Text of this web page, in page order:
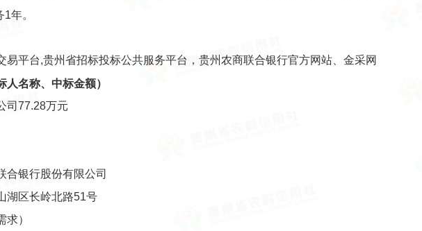
年。
易平台,贵州省招标投标公共服务平台，贵州农商联合银行官方网站、金采网
名称、中标金额）
司77.28万元
合银行股份有限公司
湖区长岭北路51号
）